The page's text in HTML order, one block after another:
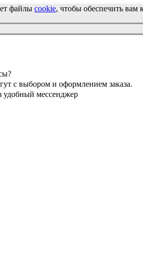
файлы cookie, чтобы обеспечить
с выбором и оформлением заказа.
удобный мессенджер